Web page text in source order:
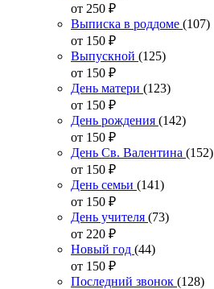
от 250 ₽
Выписка в роддоме (107)
от 150 ₽
Выпускной (125)
от 150 ₽
День матери (123)
от 150 ₽
День рождения (142)
от 150 ₽
День Св. Валентина (152)
от 150 ₽
День семьи (141)
от 150 ₽
День учителя (73)
от 220 ₽
Новый год (44)
от 150 ₽
Последний звонок (128)